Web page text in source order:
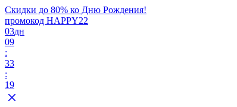
Скидки до 80% ко Дню Рождения!
промокод HAPPY22
03дн
09
:
33
:
19